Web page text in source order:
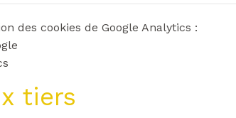
des cookies de Google Analytics :
tiers